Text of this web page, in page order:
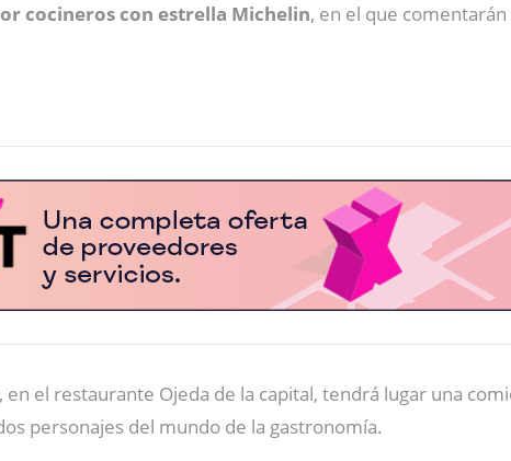
cocineros con estrella Michelin, en el que
el restaurante Ojeda de la capital, tendrá lugar una
personajes del mundo de la gastronomía.